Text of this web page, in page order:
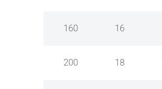
160 16
200 18